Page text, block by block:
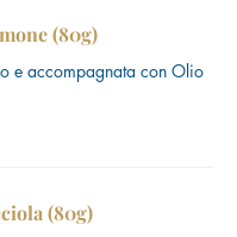
(80g)
e accompagnata con Olio
(80g)